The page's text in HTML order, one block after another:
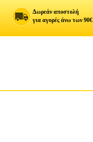
Δωρεάν αποστολή
για αγορές άνω των 90€